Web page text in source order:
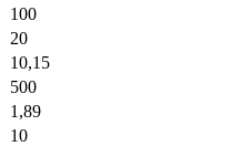
100
20
10,15
500
1,89
10